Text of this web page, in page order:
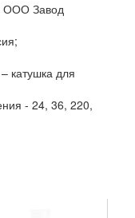
ООО Завод
катушка для
- 24, 36, 220,